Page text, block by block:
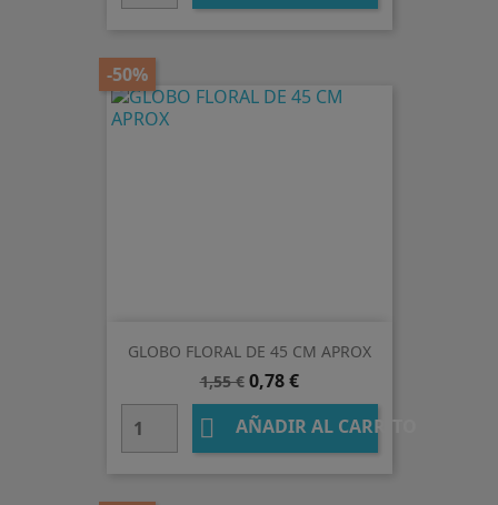
GLOBO FLORAL DE 45 CM APROX
Precio
base
1,55 €
-50%
Precio
0,78 €
 AÑADIR AL CARRITO